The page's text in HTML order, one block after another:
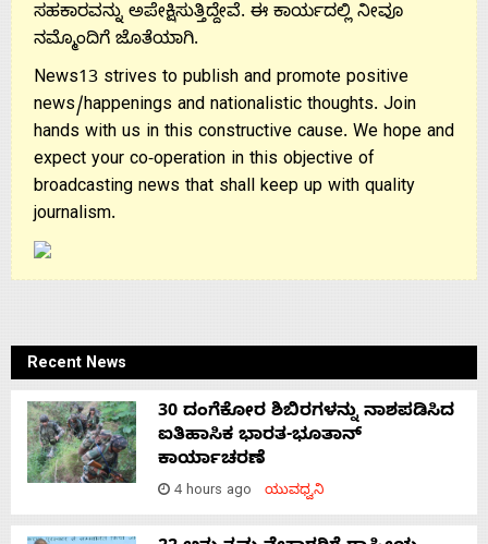
ಸಹಕಾರವನ್ನು ಅಪೇಕ್ಷಿಸುತ್ತಿದ್ದೇವೆ. ಈ ಕಾರ್ಯದಲ್ಲಿ ನೀವೂ
ನಮ್ಮೊಂದಿಗೆ ಜೊತೆಯಾಗಿ.
News13 strives to publish and promote positive
news/happenings and nationalistic thoughts. Join
hands with us in this constructive cause. We hope and
expect your co-operation in this objective of
broadcasting news that shall keep up with quality
journalism.
Recent News
30 ದಂಗೆಕೋರ ಶಿಬಿರಗಳನ್ನು ನಾಶಪಡಿಸಿದ
ಐತಿಹಾಸಿಕ ಭಾರತ-ಭೂತಾನ್
ಕಾರ್ಯಾಚರಣೆ
4 hours ago ಯುವಧ್ವನಿ